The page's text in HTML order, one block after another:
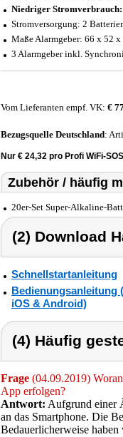
Niedriger Stromverbrauch:
Stromversorgung: 2
Maße Alarmgeber: 66 x 52
3 Alarmgeber inkl.
Vom Lieferanten empf. VK: €
Bezugsquelle Deutschland:
Nur € 24,32 pro Profi WiFi-
Zubehör / häufig
20er-Set Super-Alkaline-
(2) Download
Schnellstartanleitung
Bedienungsanleitung
iOS & Android)
(4) Häufig
Frage (04.09.2019)
App erfolgen?
Antwort: Aufgrund einer
an das Smartphone. Die
Bedauerlicherweise